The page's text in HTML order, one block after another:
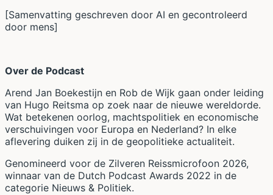
[Samenvatting geschreven door AI en gecontroleerd
door mens]
Over de Podcast
Arend Jan Boekestijn en Rob de Wijk gaan onder leiding
van Hugo Reitsma op zoek naar de nieuwe wereldorde.
Wat betekenen oorlog, machtspolitiek en economische
verschuivingen voor Europa en Nederland? In elke
aflevering duiken zij in de geopolitieke actualiteit.
Genomineerd voor de Zilveren Reissmicrofoon 2026,
winnaar van de Dutch Podcast Awards 2022 in de
categorie Nieuws & Politiek.